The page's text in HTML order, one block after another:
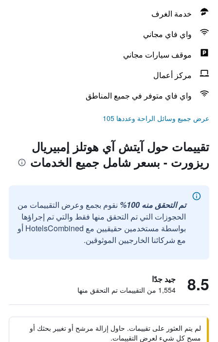
خدمة الغرف
واي فاي مجاني
موقف سيارات مجاني
مركز أعمال
واي فاي متوفر في جميع المناطق
عرض جميع وسائل الراحة وعددها 105
تقييمات حول آيتش آي هوتلز إمبيريال
ريزورت - بسعر شامل جميع الخدمات
تم التحقق منه 100%
نقوم بجمع وعرض التقييمات من
الحجوزات التي تم التحقق منها فقط والتي تم إجراؤها
بواسطة مستخدمين حقيقيين مع HotelsCombined أو
مع شركائنا الخارجيين الموثوقين.
8.5 جيد جدًا
1,554 من التقييمات تم التحقق منها
لم يتم العثور على تقييمات. حاول إزالة مرشح أو تغيير بحثك أو
مسح كل شيء لعرض التقييمات.